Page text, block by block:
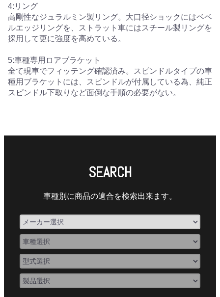
4:リング
高剛性なジュラルミン製リング。大口径ショックにはベベ
ルエッジリングを、ストラット車にはスチール製リングを
採用して更に強度を高めている。
5:車種専用ロアブラケット
全て現車でフィッテング確認済み。スピンドルタイプの車
種用ブラケットには、スピンドルが付属している為、純正
スピンドル下取りなど面倒な手順の必要がない。
SEARCH
車種別に商品の適合を検索出来ます。